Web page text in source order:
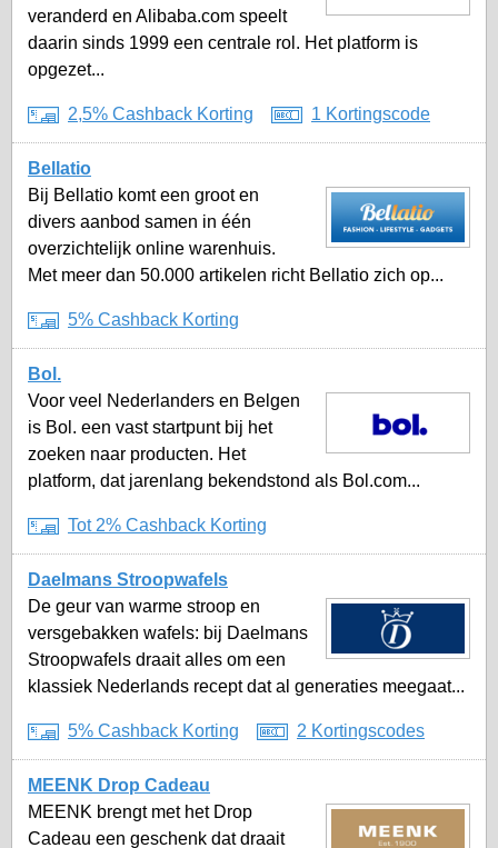
veranderd en Alibaba.com speelt
daarin sinds 1999 een centrale rol. Het platform is
opgezet...
2,5% Cashback Korting 1 Kortingscode
Bellatio
Bij Bellatio komt een groot en
divers aanbod samen in één
overzichtelijk online warenhuis.
Met meer dan 50.000 artikelen richt Bellatio zich op...
5% Cashback Korting
Bol.
Voor veel Nederlanders en Belgen
is Bol. een vast startpunt bij het
zoeken naar producten. Het
platform, dat jarenlang bekendstond als Bol.com...
Tot 2% Cashback Korting
Daelmans Stroopwafels
De geur van warme stroop en
versgebakken wafels: bij Daelmans
Stroopwafels draait alles om een
klassiek Nederlands recept dat al generaties meegaat...
5% Cashback Korting 2 Kortingscodes
MEENK Drop Cadeau
MEENK brengt met het Drop
Cadeau een geschenk dat draait